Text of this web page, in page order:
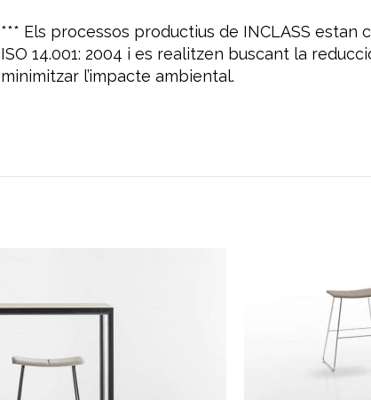
*** Els processos productius de INCLASS
ISO 14.001: 2004 i es realitzen buscant la
minimitzar l’impacte ambiental.